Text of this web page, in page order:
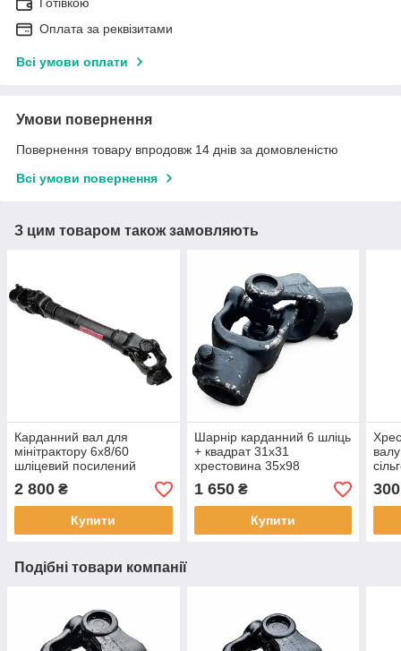
Оплата за реквізитами
Всі умови оплати
Умови повернення
Повернення товару впродовж 14 днів за домовленістю
Всі умови повернення
З цим товаром також замовляють
Карданний вал для
мінітрактору 6х8/60
шліцевий посилений
хрестовина 27х70
2 800 ₴
Купити
Шарнір карданний 6 шліць
+ квадрат 31х31
хрестовина 35х98
1 650₴
Купити
300
Подібні товари компанії